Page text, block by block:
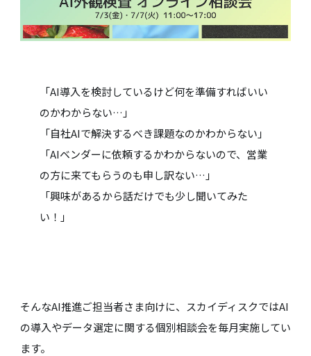
「AI導入を検討しているけど何を準備すればいい
のかわからない…」
「自社AIで解決するべき課題なのかわからない」
「AIベンダーに依頼するかわからないので、営業
の方に来てもらうのも申し訳ない…」
「興味があるから話だけでも少し聞いてみた
い！」
そんなAI推進ご担当者さま向けに、スカイディスクではAI
の導入やデータ選定に関する個別相談会を毎月実施してい
ます。